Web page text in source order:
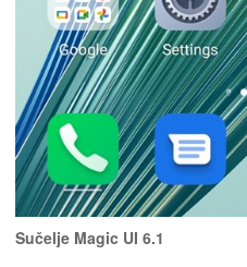
Sučelje Magic UI 6.1